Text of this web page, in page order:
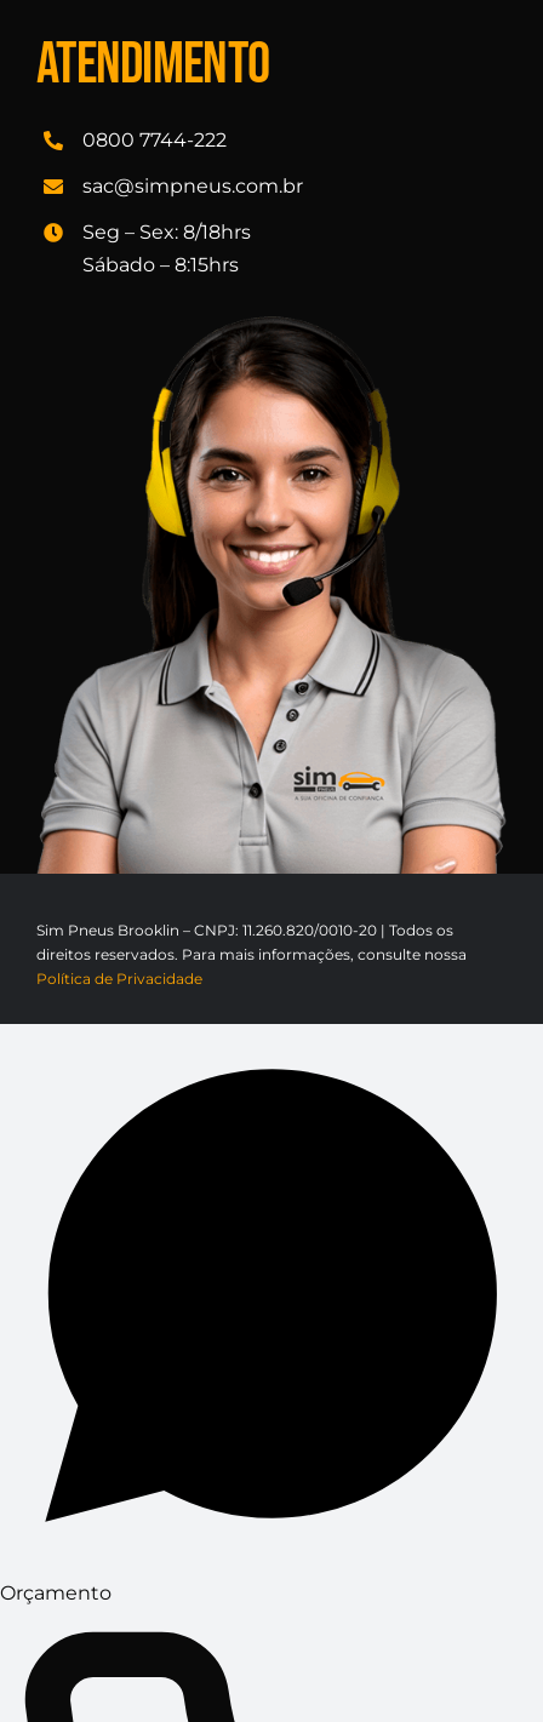
Atendimento
0800 7744-222
sac@simpneus.com.br
Seg – Sex: 8/18hrs
Sábado – 8:15hrs
Sim Pneus Brooklin – CNPJ: 11.260.820/0010-20 | Todos os
direitos reservados. Para mais informações, consulte nossa
Política de Privacidade
Orçamento